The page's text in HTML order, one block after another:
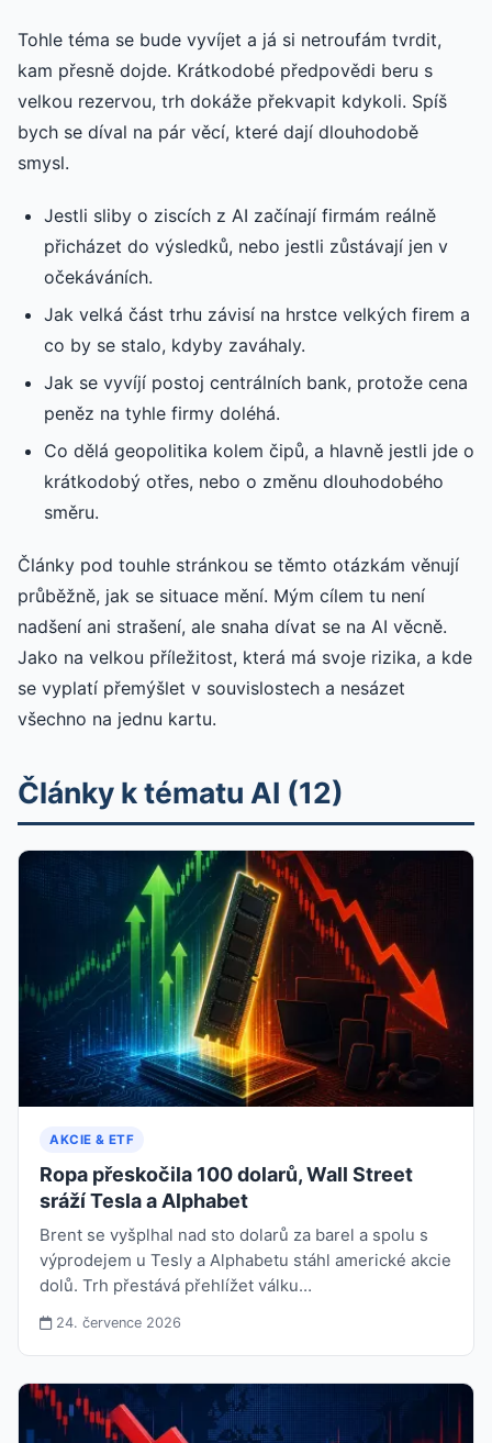
Tohle téma se bude vyvíjet a já si netroufám tvrdit,
kam přesně dojde. Krátkodobé předpovědi beru s
velkou rezervou, trh dokáže překvapit kdykoli. Spíš
bych se díval na pár věcí, které dají dlouhodobě
smysl.
Jestli sliby o ziscích z AI začínají firmám reálně
přicházet do výsledků, nebo jestli zůstávají jen v
očekáváních.
Jak velká část trhu závisí na hrstce velkých firem a
co by se stalo, kdyby zaváhaly.
Jak se vyvíjí postoj centrálních bank, protože cena
peněz na tyhle firmy doléhá.
Co dělá geopolitika kolem čipů, a hlavně jestli jde o
krátkodobý otřes, nebo o změnu dlouhodobého
směru.
Články pod touhle stránkou se těmto otázkám věnují
průběžně, jak se situace mění. Mým cílem tu není
nadšení ani strašení, ale snaha dívat se na AI věcně.
Jako na velkou příležitost, která má svoje rizika, a kde
se vyplatí přemýšlet v souvislostech a nesázet
všechno na jednu kartu.
Články k tématu AI (12)
AKCIE & ETF
Ropa přeskočila 100 dolarů, Wall Street
sráží Tesla a Alphabet
Brent se vyšplhal nad sto dolarů za barel a spolu s
výprodejem u Tesly a Alphabetu stáhl americké akcie
dolů. Trh přestává přehlížet válku…
24. července 2026